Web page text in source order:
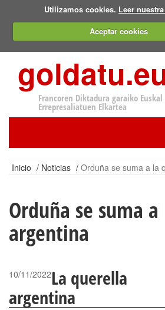
Utilizamos cookies. Leer
Aceptar cookies
Francoren Diktadura garaiko Euskal
Errepresaliatuen Elkartea
Inicio / Noticias / Orduña se suma a la
Orduña se suma
argentina
10/11/2022La querella
argentina